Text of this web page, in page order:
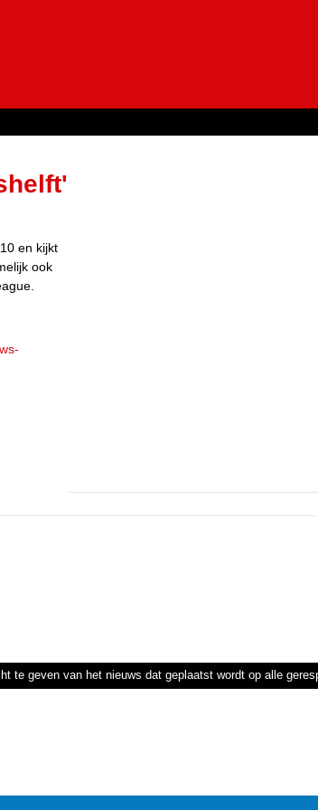
en kijkt
ook
te geven van het nieuws dat geplaatst wordt op alle